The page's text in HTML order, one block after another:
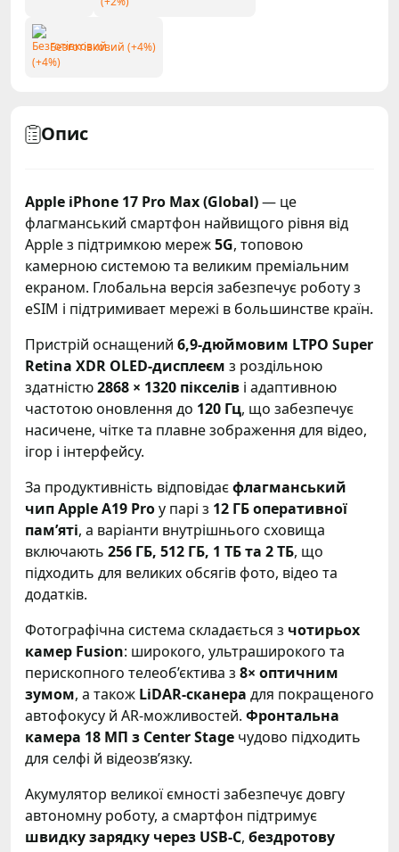
Безготівковий (+4%)
Опис
Apple iPhone 17 Pro Max (Global)— це
флагманський смартфон найвищого рівня від
Apple з підтримкою мереж5G, топовою
камерною системою та великим преміальним
екраном. Глобальна версія забезпечує роботу з
eSIM і підтримивает мережі в большинстве країн.
Пристрій оснащений 6,9-дюймовим LTPO Super
Retina XDR OLED-дисплеєм з роздільною
здатністю2868 × 1320 пікселів і адаптивною
частотою оновлення до 120 Гц, що забезпечує
насичене, чітке та плавне зображення для відео,
ігор і інтерфейсу.
За продуктивність відповідаєфлагманський
чип Apple A19 Proу парі з 12 ГБ оперативної
пам’яті, а варіанти внутрішнього сховища
включають 256 ГБ, 512 ГБ, 1 ТБ та 2 ТБ, що
підходить для великих обсягів фото, відео та
додатків.
Фотографічна система складається з чотирьох
камер Fusion: широкого, ультраширокого та
перископного телеоб’єктива з 8× оптичним
зумом, а також LiDAR-сканера для покращеного
автофокусу й AR-можливостей. Фронтальна
камера 18 МП з Center Stage чудово підходить
для селфі й відеозв’язку.
Акумулятор великої ємності забезпечує довгу
автономну роботу, а смартфон підтримує
швидку зарядку через USB-C, бездротову